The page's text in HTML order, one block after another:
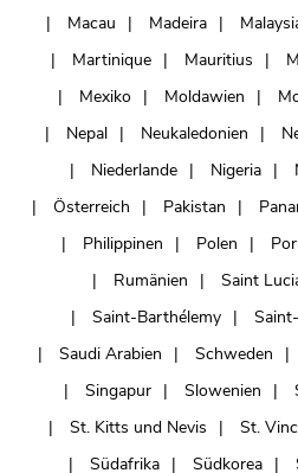
Macau
Madeira
Martinique
Mauritius
Mexiko
Moldawien
Nepal
Neukaledonien
Niederlande
Nigeria
Österreich
Pakistan
Philippinen
Polen
Rumänien
Saint
Saint-Barthélemy
Saudi Arabien
Schweden
Singapur
Slowenien
St. Kitts und Nevis
St.
Südafrika
Südkorea